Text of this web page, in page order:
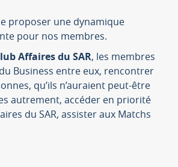
proposer une dynamique
pour nos membres.
Affaires du SAR, les membres
Business entre eux, rencontrer
qu’ils n’auraient peut-être
autrement, accéder en priorité
du SAR, assister aux Matchs